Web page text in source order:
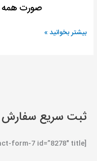
صورت همه
بیشتر بخوانید »
ثبت سریع سفارش
[contact-form-7 id=”8278″ title=”فرم تماس 1″]